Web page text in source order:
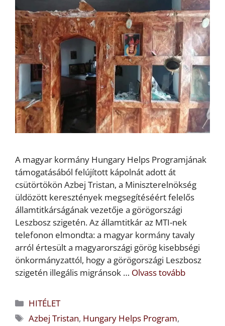
A magyar kormány Hungary Helps Programjának
támogatásából felújított kápolnát adott át
csütörtökön Azbej Tristan, a Miniszterelnökség
üldözött keresztények megsegítéséért felelős
államtitkárságának vezetője a görögországi
Leszbosz szigetén. Az államtitkár az MTI-nek
telefonon elmondta: a magyar kormány tavaly
arról értesült a magyarországi görög kisebbségi
önkormányzattól, hogy a görögországi Leszbosz
szigetén illegális migránsok … Olvass tovább
Kategória
HITÉLET
Címkék
Azbej Tristan, Hungary Helps Program,